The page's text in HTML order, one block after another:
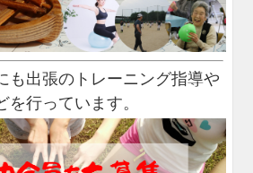
も出張のトレーニング指導や
を行っています。